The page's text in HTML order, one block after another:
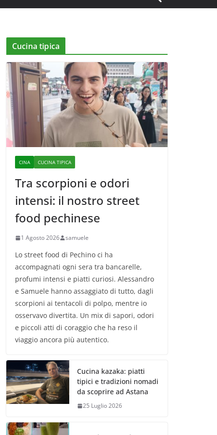
Cucina tipica
CINA CUCINA TIPICA
Tra scorpioni e odori
intensi: il nostro street
food pechinese
1 Agosto 2026 samuele
Lo street food di Pechino ci ha
accompagnati ogni sera tra bancarelle,
profumi intensi e piatti curiosi. Alessandro
e Samuele hanno assaggiato di tutto, dagli
scorpioni ai tentacoli di polpo, mentre io
osservavo divertita. Un mix di sapori, odori
e piccoli atti di coraggio che ha reso il
viaggio ancora più autentico.
Cucina kazaka: piatti
tipici e tradizioni nomadi
da scoprire ad Astana
25 Luglio 2026